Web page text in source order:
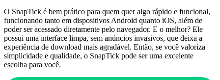
O SnapTick é bem prático para quem quer algo rápido e funcional,
funcionando tanto em dispositivos Android quanto iOS, além de
poder ser acessado diretamente pelo navegador. E o melhor? Ele
possui uma interface limpa, sem anúncios invasivos, que deixa a
experiência de download mais agradável. Então, se você valoriza
simplicidade e qualidade, o SnapTick pode ser uma excelente
escolha para você.